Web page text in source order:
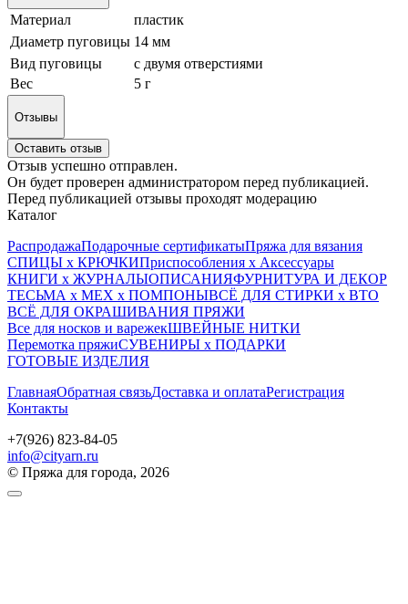
Материал
пластик
Диаметр пуговицы 14 мм
Вид пуговицы
с двумя отверстиями
Вес
5 г
Отзывы
Оставить отзыв
Отзыв успешно отправлен.
Он будет проверен администратором перед публикацией.
Перед публикацией отзывы проходят модерацию
Каталог
РаспродажаПодарочные сертификатыПряжа для вязания
СПИЦЫ х КРЮЧКИПриспособления х Аксессуары
КНИГИ х ЖУРНАЛЫОПИСАНИЯФУРНИТУРА И ДЕКОР
ТЕСЬМА х МЕХ х ПОМПОНЫВСЁ ДЛЯ СТИРКИ х ВТО
ВСЁ ДЛЯ ОКРАШИВАНИЯ ПРЯЖИ
Все для носков и варежекШВЕЙНЫЕ НИТКИ
Перемотка пряжиСУВЕНИРЫ х ПОДАРКИ
ГОТОВЫЕ ИЗДЕЛИЯ
ГлавнаяОбратная связьДоставка и оплатаРегистрация
Контакты
+7(926) 823-84-05
info@cityarn.ru
© Пряжа для города, 2026